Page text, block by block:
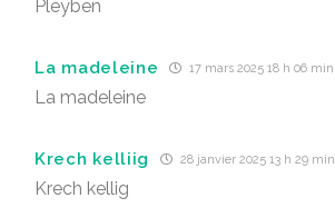
Pleyben
La madeleine 17 mars 2025 18 h 06 min
La madeleine
Krech kelliig 28 janvier 2025 13 h 29 min
Krech kellig